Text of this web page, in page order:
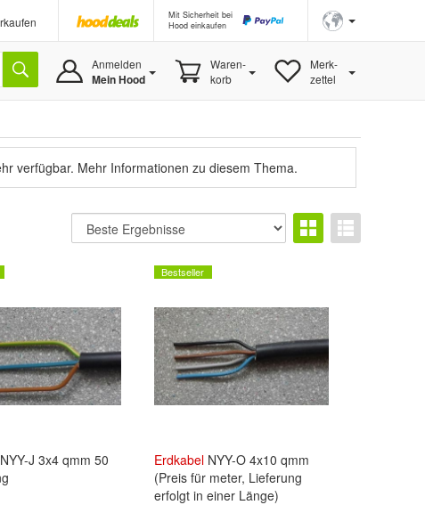
Mit Sicherheit bei
Hood einkaufen
Anmelden
Mein Hood
Waren-
korb
Merk-
zettel
verfügbar. Mehr Informationen zu diesem Thema.
NYY-J 3x4 qmm 50
Bestseller
Erdkabel NYY-O 4x10 qmm
(Preis für meter, Lieferung
erfolgt in einer Länge)